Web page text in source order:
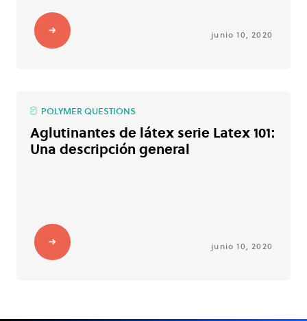
junio 10, 2020
POLYMER QUESTIONS
Aglutinantes de látex serie Latex 101:
Una descripción general
junio 10, 2020